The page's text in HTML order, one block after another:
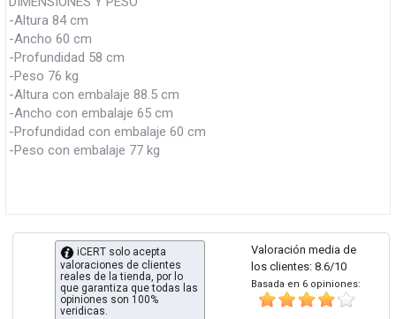
-Altura 84 cm
-Ancho 60 cm
-Profundidad 58 cm
-Peso 76 kg
-Altura con embalaje 88.5 cm
-Ancho con embalaje 65 cm
-Profundidad con embalaje 60 cm
-Peso con embalaje 77 kg
Valoración media de
los clientes: 8.6/10
Basada en 6 opiniones:
iCERT solo acepta
valoraciones de clientes
reales de la tienda, por lo
que garantiza que todas las
opiniones son 100%
veridicas.